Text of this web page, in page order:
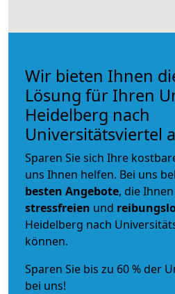
Wir bieten Ihnen
Lösung für Ihren
Heidelberg nach
Universitätsviertel
Sparen Sie sich Ihre
uns Ihnen helfen. Bei uns
besten Angebote, die Ihnen
stressfreien und
Heidelberg nach
können.
Sparen Sie bis zu 60 % der
bei uns!